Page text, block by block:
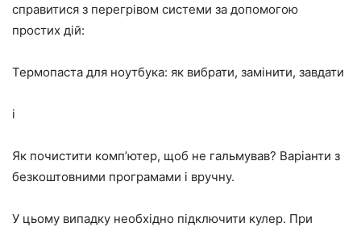
справитися з перегрівом системи за допомогою
простих дій:
Термопаста для ноутбука: як вибрати, замінити, завдати
і
Як почистити комп’ютер, щоб не гальмував? Варіанти з
безкоштовними програмами і вручну.
У цьому випадку необхідно підключити кулер. При